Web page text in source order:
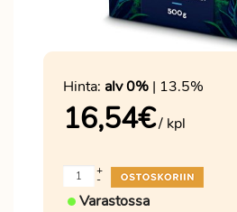
Hinta: alv 0% | 13.5%
16,54€/ kpl
-
+
Varastossa